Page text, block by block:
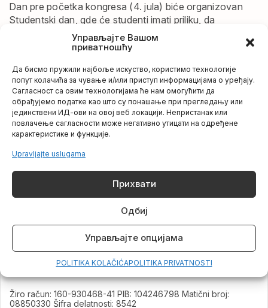
Управљајте Вашом
приватношћу
Да бисмо пружили најбоље искуство, користимо технологије
попут колачића за чување и/или приступ информацијама о уређају.
Сагласност са овим технологијама ће нам омогућити да
обрађујемо податке као што су понашање при прегледању или
јединствени ИД-ови на овој веб локацији. Непристанак или
повлачење сагласности може негативно утицати на одређене
карактеристике и функције.
Upravljajte uslugama
Прихвати
Одбиј
Управљајте опцијама
POLITIKA KOLAČIĆAPOLITIKA PRIVATNOSTI
Dan pre početka kongresa (4. jula) biće organizovan
Studentski dan, gde će studenti imati priliku, da
predstave svoje istraživanja, čuju šta rade njihove
kolege iz susednih zemalja i da se međusobno
Sve detalje možete videti na sledećim linkovima,
nadamo se da će vam ove informacije biti korisne:
http://dps.org.rs/163-vesti/1555-evropski-kongres-
psihologa
https://www.ecp2022.eu/index.php/registration
Kontakt
Radno vremePonedeljak – Petak od 09:30 do 16:00
Žiro račun: 160-930468-41 PIB: 104246798 Matični broj:
08850330 Šifra delatnosti: 8542